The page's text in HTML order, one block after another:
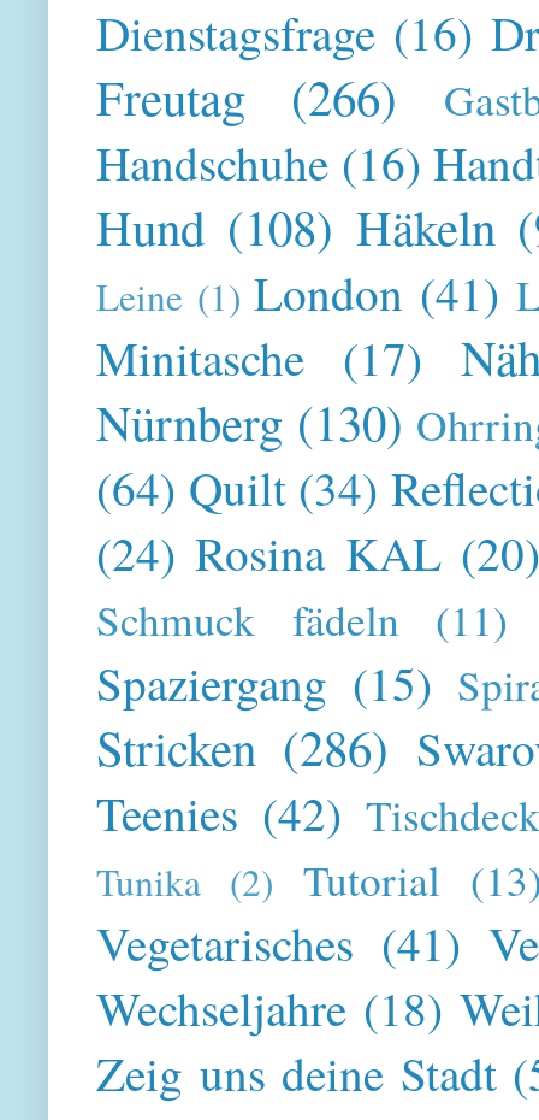
Dienstagsfrage (16)
Freutag (266)
Handschuhe (16)
Hund (108) Häkeln
Leine (1) London (41)
Minitasche (17)
Nürnberg (130)
(64) Quilt (34)
(24) Rosina KAL
Schmuck fädeln (11)
Spaziergang (15)
Stricken (286)
Teenies (42)
Tunika (2) Tutorial
Vegetarisches (41)
Wechseljahre (18)
Zeig uns deine Stadt